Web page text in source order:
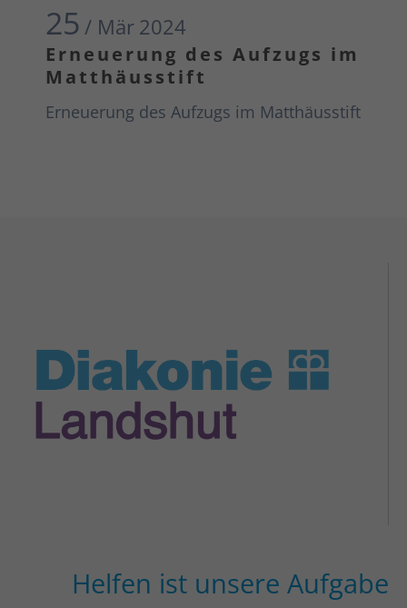
25 / Mär 2024
Erneuerung des Aufzugs im
Matthäusstift
Erneuerung des Aufzugs im Matthäusstift
Helfen ist unsere Aufgabe